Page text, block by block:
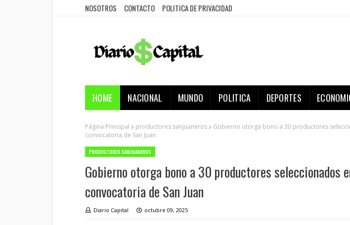
NOSOTROS CONTACTO POLITICA DE PRIVACIDAD
HOME NACIONAL MUNDO POLITICA DEPORTES
Página Principal productores sanjuaneros
Gobierno otorga bono a 30 productores
convocatoria de San Juan
PRODUCTORES SANJUANEROS
Gobierno otorga bono a 30 productores seleccionados
convocatoria de San Juan
Diario Capital octubre 09, 2025